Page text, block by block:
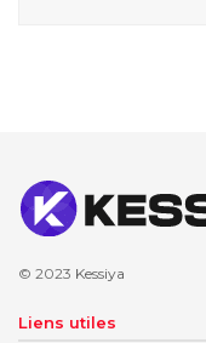
© 2023 Kessiya
Liens utiles